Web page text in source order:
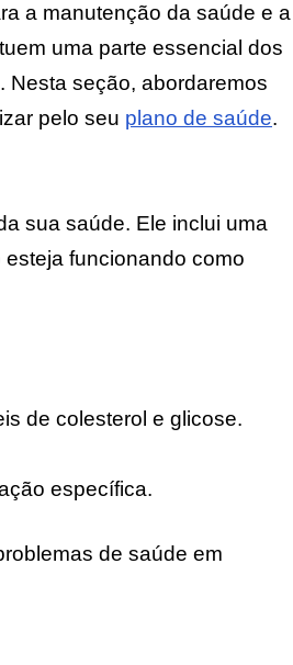
a manutenção da saúde e a
uma parte essencial dos
Nesta seção, abordaremos
pelo seu plano de saúde.
sua saúde. Ele inclui uma
funcionando como
de colesterol e glicose.
específica.
de saúde em